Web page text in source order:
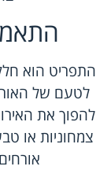
התפריט הוא
לטעם של
להפוך את
צמחוניות או